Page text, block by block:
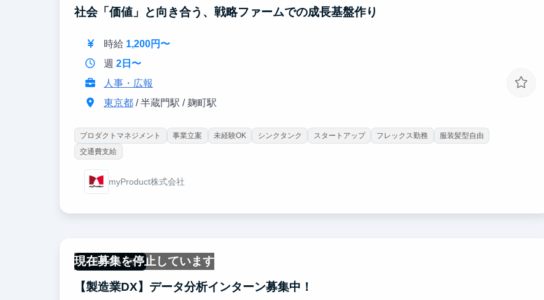
社会「価値」と向き合う、戦略ファームでの成長基盤作り
時給 1,200円〜
週 2日〜
人事・広報
東京都/ 半蔵門駅 / 麹町駅
プロダクトマネジメント 事業立案 未経験OK シンクタンク スタートアップ フレックス勤務
服装髪型自由
交通費支給
myProduct株式会社
現在募集を停止しています
一部リモート可
【製造業DX】データ分析インターン募集中！